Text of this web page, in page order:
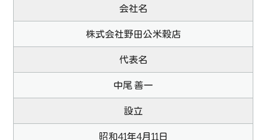
会社名
株式会社野田公米穀店
代表名
中尾 善一
設立
昭和41年4月11日